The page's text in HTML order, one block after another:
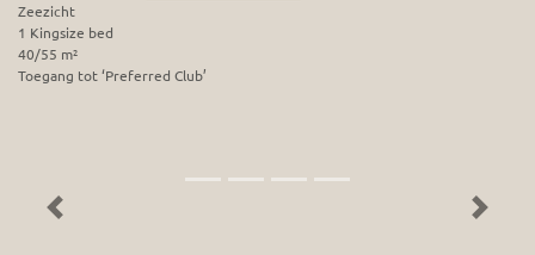
Zeezicht
1 Kingsize bed
40/55 m²
Toegang tot ‘Preferred Club’
Previous Next